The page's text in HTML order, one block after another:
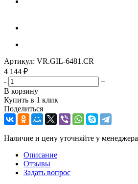
Артикул: VR.GIL-6481.CR
4 144 ₽
-
+
В корзину
Купить в 1 клик
Поделиться
Наличие и цену уточняйте у менеджера
Описание
Отзывы
Задать вопрос